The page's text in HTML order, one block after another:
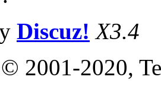
Discuz! X3.4
2001-2020,